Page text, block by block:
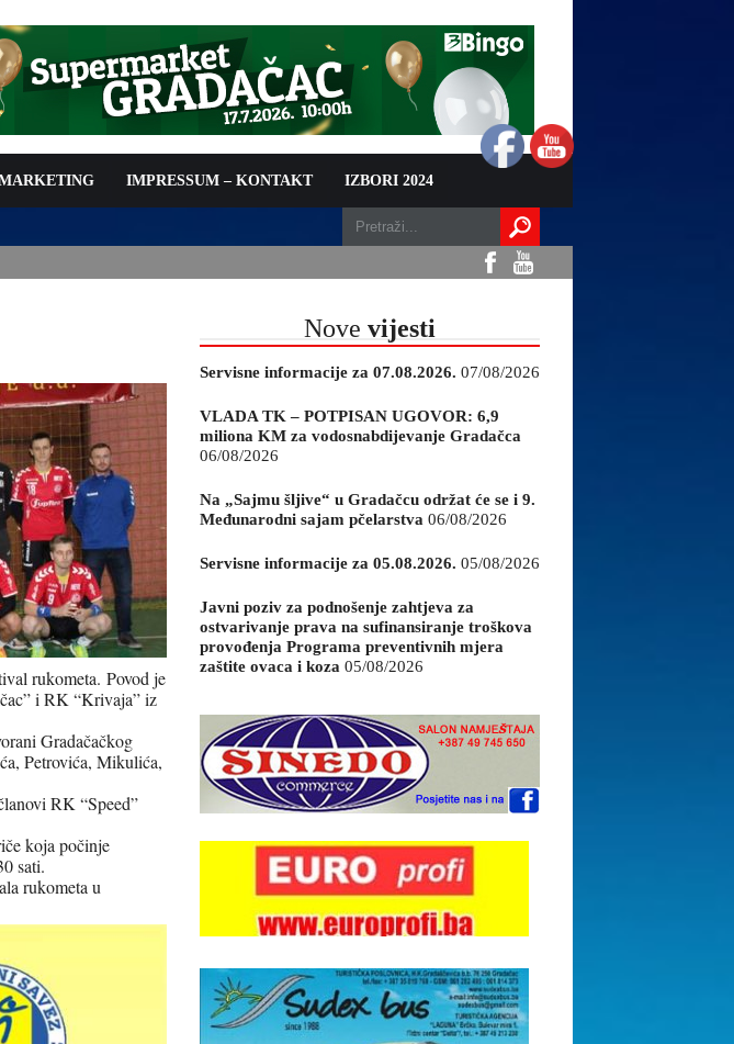
IMPRESSUM – KONTAKT IZBORI 2024
rukometa. Povod je
i RK “Krivaja” iz
Gradačačkog
Petrovića, Mikulića,
RK “Speed”
koja počinje
sati.
rukometa u
Nove vijesti
Servisne informacije za 07.08.2026. 07/08/2026
VLADA TK – POTPISAN UGOVOR: 6,9
miliona KM za vodosnabdijevanje Gradačca
06/08/2026
Na „Sajmu šljive“ u Gradačcu održat će se i 9.
Međunarodni sajam pčelarstva 06/08/2026
Servisne informacije za 05.08.2026. 05/08/2026
Javni poziv za podnošenje zahtjeva za
ostvarivanje prava na sufinansiranje troškova
provođenja Programa preventivnih mjera
zaštite ovaca i koza 05/08/2026